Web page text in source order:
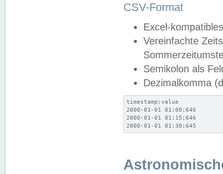
CSV-Format
Excel-
Vereinfachte
Semikolon als
Dezimalkomma
timestamp;value
2000-01-01 01:00;646
2000-01-01 01:15;646
2000-01-01 01:30;645